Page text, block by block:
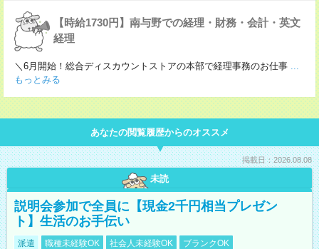
【時給1730円】南与野での経理・財務・会計・英文
経理
＼6月開始！総合ディスカウントストアの本部で経理事務のお仕事 ...
もっとみる
あなたの閲覧履歴からのオススメ
掲載日：2026.08.08
未読
説明会参加で全員に【現金2千円相当プレゼン
ト】生活のお手伝い
派遣 職種未経験OK 社会人未経験OK
ブランクOK